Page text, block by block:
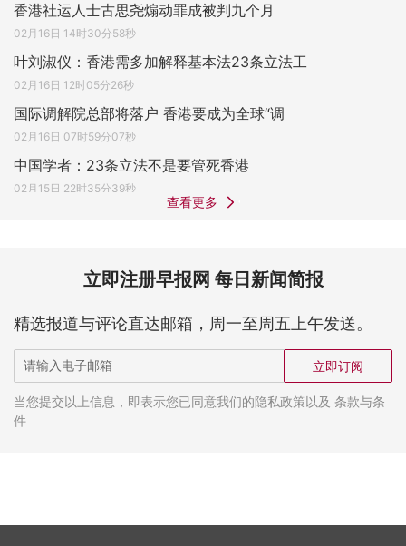
香港社运人士古思尧煽动罪成被判九个月
02月16日 14时30分58秒
叶刘淑仪：香港需多加解释基本法23条立法工
02月16日 12时05分26秒
国际调解院总部将落户 香港要成为全球“调
02月16日 07时59分07秒
中国学者：23条立法不是要管死香港
02月15日 22时35分39秒
查看更多
立即注册早报网 每日新闻简报
精选报道与评论直达邮箱，周一至周五上午发送。
立即订阅
当您提交以上信息，即表示您已同意我们的隐私政策以及 条款与条
件